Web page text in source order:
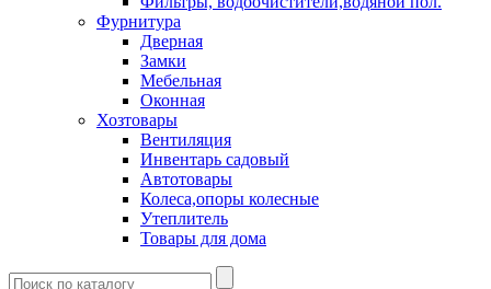
Фурнитура
Дверная
Замки
Мебельная
Оконная
Хозтовары
Вентиляция
Инвентарь садовый
Автотовары
Колеса,опоры колесные
Утеплитель
Товары для дома